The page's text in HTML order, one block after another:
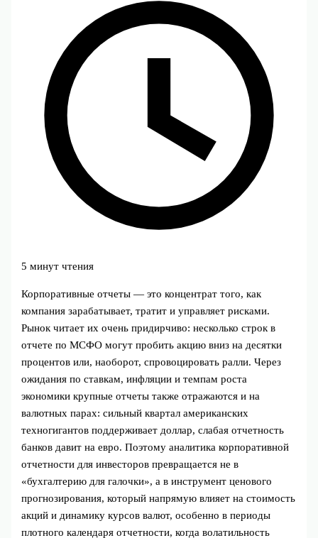
5 минут чтения
Корпоративные отчеты — это концентрат того, как
компания зарабатывает, тратит и управляет рисками.
Рынок читает их очень придирчиво: несколько строк в
отчете по МСФО могут пробить акцию вниз на десятки
процентов или, наоборот, спровоцировать ралли. Через
ожидания по ставкам, инфляции и темпам роста
экономики крупные отчеты также отражаются и на
валютных парах: сильный квартал американских
техногигантов поддерживает доллар, слабая отчетность
банков давит на евро. Поэтому аналитика корпоративной
отчетности для инвесторов превращается не в
«бухгалтерию для галочки», а в инструмент ценового
прогнозирования, который напрямую влияет на стоимость
акций и динамику курсов валют, особенно в периоды
плотного календаря отчетности, когда волатильность